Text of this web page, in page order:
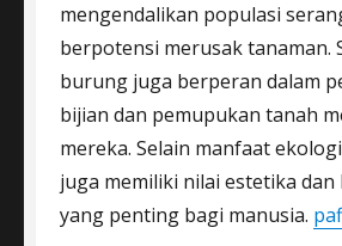
mengendalikan populasi
berpotensi merusak tanaman.
burung juga berperan dalam
bijian dan pemupukan tanah
mereka. Selain manfaat
juga memiliki nilai estetika dan
yang penting bagi manusia.